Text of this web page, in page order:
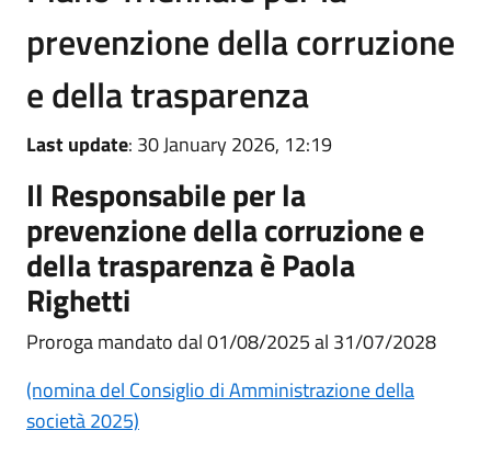
prevenzione della corruzione
e della trasparenza
Last update: 30 January 2026, 12:19
Il Responsabile per la
prevenzione della corruzione e
della trasparenza è Paola
Righetti
Proroga mandato dal 01/08/2025 al 31/07/2028
(nomina del Consiglio di Amministrazione della
società 2025)